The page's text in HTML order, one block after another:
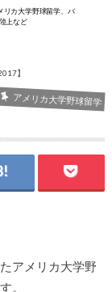
リカ大学野球留学、バ
上など
】
アメリカ大学野球留学
アメリカ大学野
。